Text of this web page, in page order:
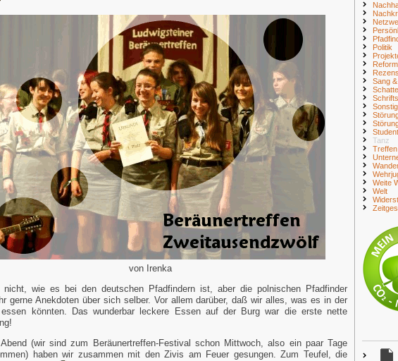
von Irenka
nicht, wie es bei den deutschen Pfadfindern ist, aber die polnischen Pfadfinder
gerne Anekdoten über sich selber. Vor allem darüber, daß wir alles, was es in der
könnten. Das wunderbar leckere Essen auf der Burg war die erste nette
(wir sind zum Beräunertreffen-Festival schon Mittwoch, also ein paar Tage
haben wir zusammen mit den Zivis am Feuer gesungen. Zum Teufel, die
Politik
Sang
Tanz
Treffen
Weite
Welt